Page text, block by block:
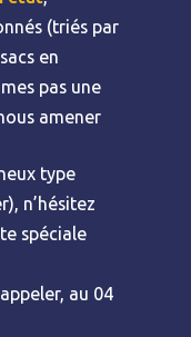
(triés par
en
pas une
amener
type
n’hésitez
spéciale
au 04